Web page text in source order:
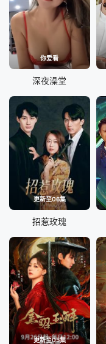
你爱看
深夜澡堂
更新至06集
招惹玫瑰
更新至05集